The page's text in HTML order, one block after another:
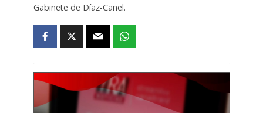
Gabinete de Díaz-Canel.